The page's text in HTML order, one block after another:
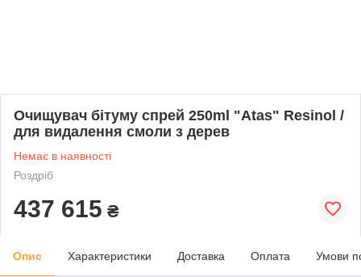
Очищувач бітуму спрей 250ml "Atas" Resinol /
для видалення смоли з дерев
Немає в наявності
Роздріб
437 615 ₴
Опис Характеристики Доставка Оплата Умови